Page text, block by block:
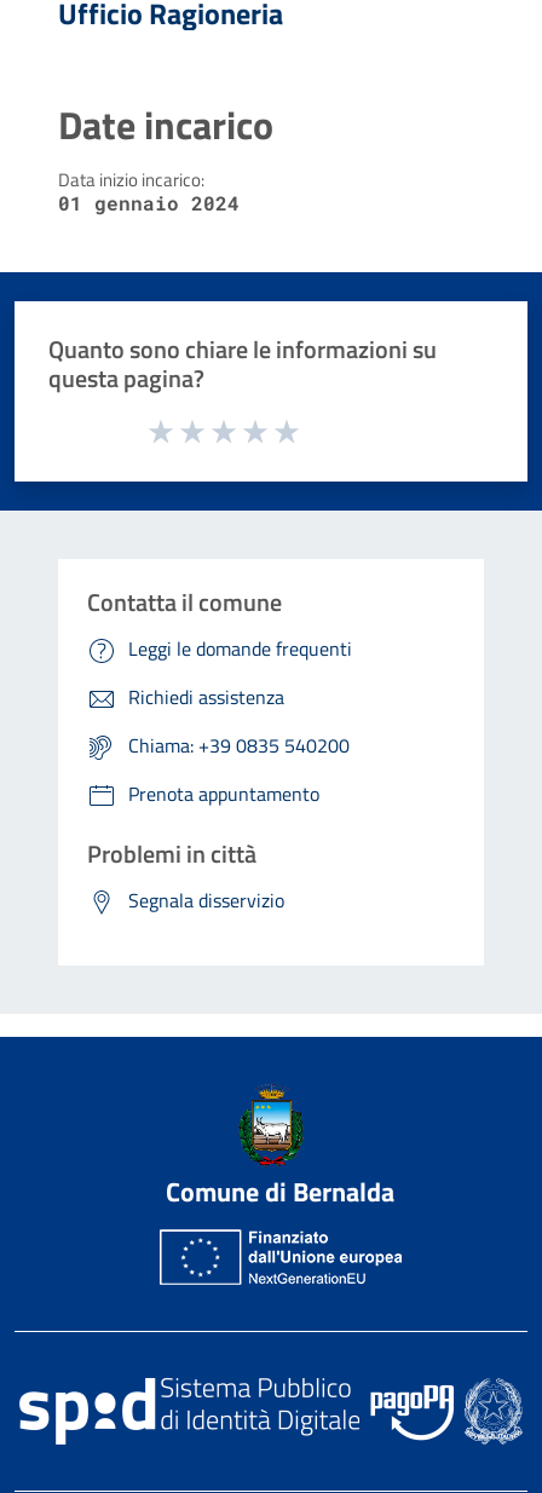
Ufficio Ragioneria
Date incarico
Data inizio incarico:
01 gennaio 2024
Quanto sono chiare le informazioni su
questa pagina?
Valuta da 1 a 5 stelle la pagina
Contatta il comune
Leggi le domande frequenti
Richiedi assistenza
Chiama: +39 0835 540200
Prenota appuntamento
Problemi in città
Segnala disservizio
Comune di Bernalda